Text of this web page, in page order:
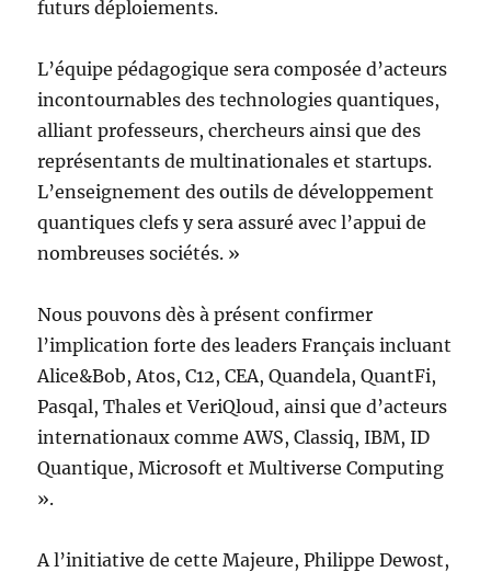
futurs déploiements.
L’équipe pédagogique sera composée d’acteurs
incontournables des technologies quantiques,
alliant professeurs, chercheurs ainsi que des
représentants de multinationales et startups.
L’enseignement des outils de développement
quantiques clefs y sera assuré avec l’appui de
nombreuses sociétés. »
Nous pouvons dès à présent confirmer
l’implication forte des leaders Français incluant
Alice&Bob, Atos, C12, CEA, Quandela, QuantFi,
Pasqal, Thales et VeriQloud, ainsi que d’acteurs
internationaux comme AWS, Classiq, IBM, ID
Quantique, Microsoft et Multiverse Computing
».
A l’initiative de cette Majeure, Philippe Dewost,